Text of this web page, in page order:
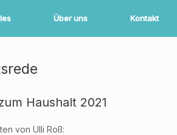
Über uns Kontakt
Haushalt 2021
von Ulli Roß: